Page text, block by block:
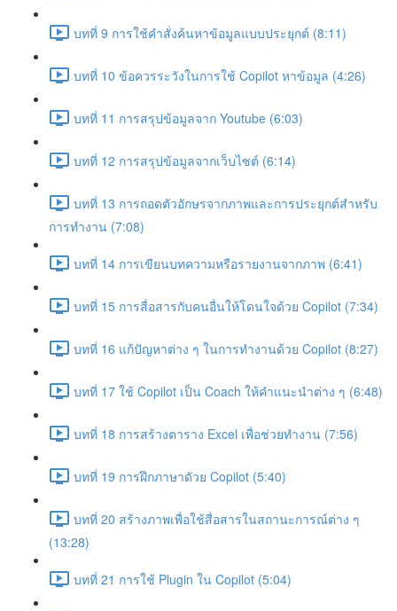
บทที่ 9 การใช้คำสั่งค้นหาข้อมูลแบบประยุกต์ (8:11)
บทที่ 10 ข้อควรระวังในการใช้ Copilot หาข้อมูล (4:26)
บทที่ 11 การสรุปข้อมูลจาก Youtube (6:03)
บทที่ 12 การสรุปข้อมูลจากเว็บไซต์ (6:14)
บทที่ 13 การถอดตัวอักษรจากภาพและการประยุกต์สำหรับ
การทำงาน (7:08)
บทที่ 14 การเขียนบทความหรือรายงานจากภาพ (6:41)
บทที่ 15 การสื่อสารกับคนอื่นให้โดนใจด้วย Copilot (7:34)
บทที่ 16 แก้ปัญหาต่าง ๆ ในการทำงานด้วย Copilot (8:27)
บทที่ 17 ใช้ Copilot เป็น Coach ให้คำแนะนำต่าง ๆ (6:48)
บทที่ 18 การสร้างตาราง Excel เพื่อช่วยทำงาน (7:56)
บทที่ 19 การฝึกภาษาดัวย Copilot (5:40)
บทที่ 20 สร้างภาพเพื่อใช้สื่อสารในสถานะการณ์ต่าง ๆ
(13:28)
บทที่ 21 การใช้ Plugin ใน Copilot (5:04)